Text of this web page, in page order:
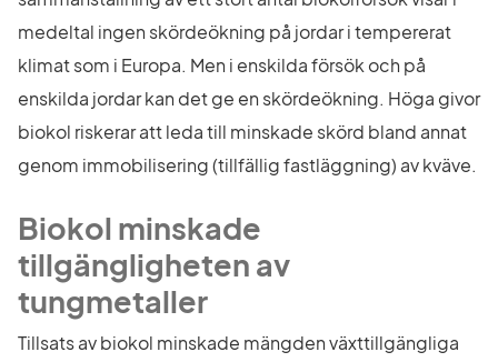
medeltal ingen skördeökning på jordar i tempererat
klimat som i Europa. Men i enskilda försök och på
enskilda jordar kan det ge en skördeökning. Höga givor
biokol riskerar att leda till minskade skörd bland annat
genom immobilisering (tillfällig fastläggning) av kväve.
Biokol minskade
tillgängligheten av
tungmetaller
Tillsats av biokol minskade mängden växttillgängliga